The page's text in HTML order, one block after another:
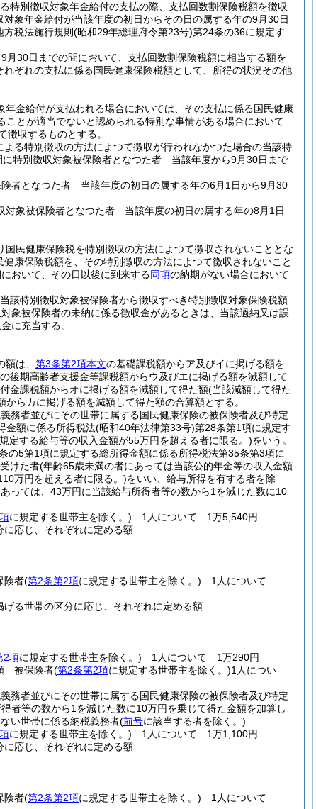
特別徴収対象年金給付の支払の際、支払回数割保険税額を徴収
象年金給付が当該年度の初日からその日の属する年の9月30日
税法施行規則 (昭和29年総理府令第23号)第24条の36に規定す
30日までの間において、支払回数割保険税額に相当する額を
ぞれの支払に係る国民健康保険税額として、所得の状況その他
年金給付が支払われる場合においては、その支払に係る国民健康
ことが適当でないと認められる特別な事情がある場合において
徴収するものとする。
よる特別徴収の方法によつて徴収が行われなかつた場合の当該特
特別徴収対象被保険者となつた者 当該年度から9月30日まで
者となつた者 当該年度の初日の属する年の6月1日から9月30
対象被保険者となつた者 当該年度の初日の属する年の8月1日
民健康保険税を特別徴収の方法によつて徴収されないこととな
康保険税額を、その特別徴収の方法によつて徴収されないこと
おいて、その日以後に到来する同項の納期がない場合において
該特別徴収対象被保険者から徴収すべき特別徴収対象保険税額
象被保険者の未納に係る徴収金があるときは、当該過納又は誤
に充当する。
は、 第3条第2項本文の基礎課税額からア及びイに掲げる額を
の後期高齢者支援金等課税額からウ及びエに掲げる額を減額して
金課税額からオに掲げる額を減額して得た額(当該減額して得た
らカに掲げる額を減額して得た額の合算額とする。
務者並びにその世帯に属する国民健康保険の被保険者及び特定
金額に係る所得税法(昭和40年法律第33号)第28条第1項に規定す
定する給与等の収入金額が55万円を超える者に限る。)をいう。
の5第1項に規定する総所得金額に係る所得税法第35条第3項に
けた者(年齢65歳未満の者にあっては当該公的年金等の収入金額
万円を超える者に限る。)をいい、給与所得を有する者を除
っては、43万円に当該給与所得者等の数から1を減じた数に10
に規定する世帯主を除く。) 1人について 1万5,540円
応じ、それぞれに定める額
険者(第2条第2項に規定する世帯主を除く。) 1人について
る世帯の区分に応じ、それぞれに定める額
2項に規定する世帯主を除く。) 1人について 1万290円
被保険者(第2条第2項に規定する世帯主を除く。)1人につい
務者並びにその世帯に属する国民健康保険の被保険者及び特定
者等の数から1を減じた数に10万円を乗じて得た金額を加算し
い世帯に係る納税義務者(前号に該当する者を除く。)
に規定する世帯主を除く。) 1人について 1万1,100円
応じ、それぞれに定める額
険者(第2条第2項に規定する世帯主を除く。) 1人について